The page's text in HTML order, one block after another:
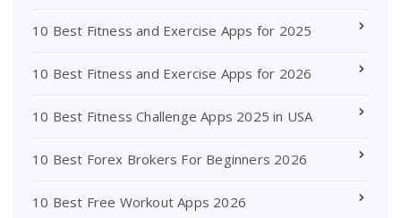
10 Best Fitness and Exercise Apps for 2025
10 Best Fitness and Exercise Apps for 2026
10 Best Fitness Challenge Apps 2025 in USA
10 Best Forex Brokers For Beginners 2026
10 Best Free Workout Apps 2026